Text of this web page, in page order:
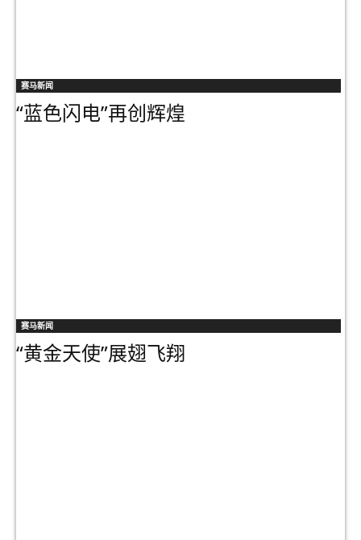
赛马新闻
“蓝色闪电”再创辉煌
赛马新闻
“黄金天使”展翅飞翔